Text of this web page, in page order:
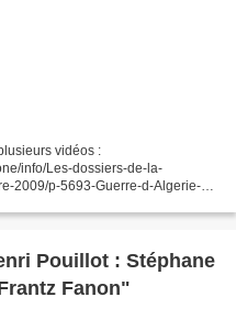
vidéos :
info/Les-dossiers-de-la-
2009/p-5693-Guerre-d-Algerie-
Pouillot : Stéphane
Fanon"